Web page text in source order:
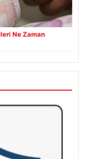
Ne Zaman